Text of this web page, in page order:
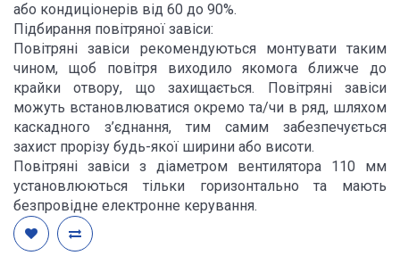
або кондиціонерів від 60 до 90%.
Підбирання повітряної завіси:
Повітряні завіси рекомендуються монтувати таким
чином, щоб повітря виходило якомога ближче до
крайки отвору, що захищається. Повітряні завіси
можуть встановлюватися окремо та/чи в ряд, шляхом
каскадного з’єднання, тим самим забезпечується
захист прорізу будь-якої ширини або висоти.
Повітряні завіси з діаметром вентилятора 110 мм
установлюються тільки горизонтально та мають
безпровідне електронне керування.